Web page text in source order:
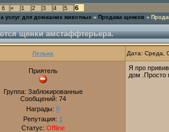
6 « 1 2 3 4 5 6
услуг для домашних животных » Продажа щенков »
щенки амстаффтерьера.
Лелька Дата: Среда,
Приятель
Группа: Заблокированные
Сообщений: 74
Награды: 0
Репутация: 1
Статус: Offline
Я про
дом .Просто